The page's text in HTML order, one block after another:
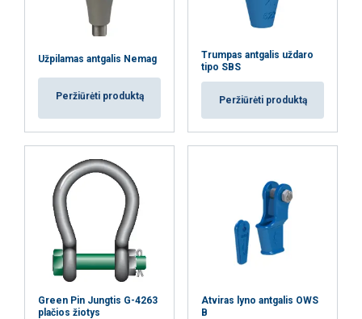
Užpilamas antgalis Nemag
Peržiūrėti produktą
Trumpas antgalis uždaro
tipo SBS
Peržiūrėti produktą
Green Pin Jungtis G-4263
plačios žiotys
Atviras lyno antgalis OWS
B